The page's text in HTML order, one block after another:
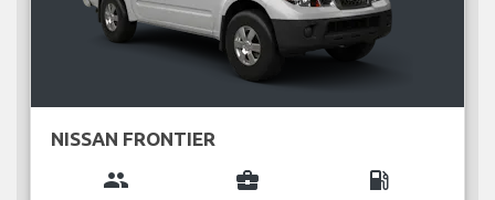
NISSAN FRONTIER
group business_center local_gas_station